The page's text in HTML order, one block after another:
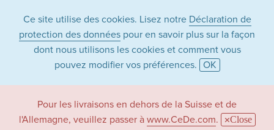
Ce site utilise des cookies. Lisez notre Déclaration de
protection des données pour en savoir plus sur la façon
dont nous utilisons les cookies et comment vous
pouvez modifier vos préférences. OK
Pour les livraisons en dehors de la Suisse et de
l'Allemagne, veuillez passer à www.CeDe.com. Close
Paul Mescal dans la